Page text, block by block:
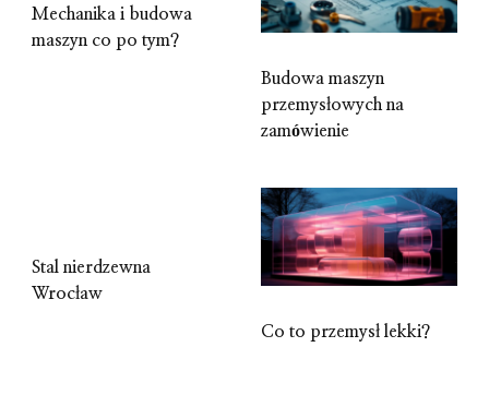
Mechanika i budowa
maszyn co po tym?
Budowa maszyn
przemysłowych na
zamówienie
Stal nierdzewna
Wrocław
Co to przemysł lekki?